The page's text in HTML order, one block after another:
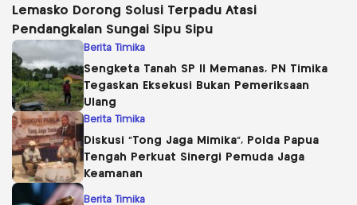
Lemasko Dorong Solusi Terpadu Atasi
Pendangkalan Sungai Sipu Sipu
Berita Timika
Sengketa Tanah SP II Memanas, PN Timika
Tegaskan Eksekusi Bukan Pemeriksaan
Ulang
Berita Timika
Diskusi “Tong Jaga Mimika”, Polda Papua
Tengah Perkuat Sinergi Pemuda Jaga
Keamanan
Berita Timika